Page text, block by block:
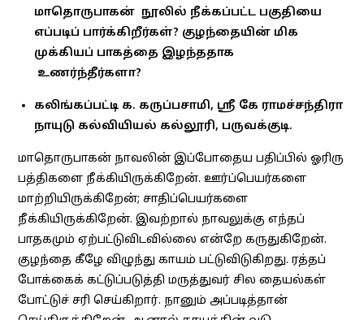
மாதொருபாகன் நூலில் நீக்கப்பட்ட பகுதியை
எப்படிப் பார்க்கிறீர்கள்? குழந்தையின் மிக
முக்கியப் பாகத்தை இழந்ததாக
உணர்ந்தீர்களா?
கலிங்கப்பட்டி க. கருப்பசாமி, ஸ்ரீ கே ராமச்சந்திரா
நாயுடு கல்வியியல் கல்லூரி, பருவக்குடி.
மாதொருபாகன் நாவலின் இப்போதைய பதிப்பில் ஓரிரு
பத்திகளை நீக்கியிருக்கிறேன். ஊர்ப்பெயர்களை
மாற்றியிருக்கிறேன்; சாதிப்பெயர்களை
நீக்கியிருக்கிறேன். இவற்றால் நாவலுக்கு எந்தப்
பாதகமும் ஏற்பட்டுவிடவில்லை என்றே கருதுகிறேன்.
குழந்தை கீழே விழுந்து காயம் பட்டுவிடுகிறது. ரத்தப்
போக்கைக் கட்டுப்படுத்தி மருத்துவர் சில தையல்கள்
போட்டுச் சரி செய்கிறார். நானும் அப்படித்தான்